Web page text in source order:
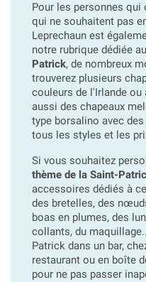
Pour les personnes qui
qui ne souhaitent pas
Leprechaun est
notre rubrique dédiée
Patrick, de nombreux
trouverez plusieurs
couleurs de l'Irlande ou
aussi des chapeaux
type borsalino avec
tous les styles et les
Si vous souhaitez
thème de la Saint-
accessoires dédiés à
des bretelles, des
boas en plumes, des
collants, du
Patrick dans un bar,
restaurant ou en boîte
pour ne pas passer